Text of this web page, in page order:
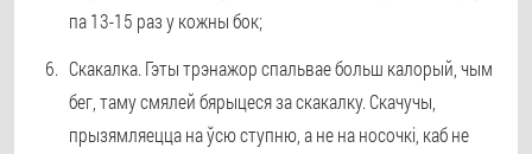
па 13-15 раз у кожны бок;
Скакалка. Гэты трэнажор спальвае больш калорый, чым
бег, таму смялей бярыцеся за скакалку. Скачучы,
прызямляецца на ўсю ступню, а не на носочкі, каб не